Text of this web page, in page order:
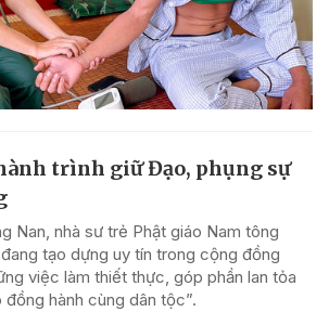
trình giữ Đạo, phụng sự
Nan, nhà sư trẻ Phật giáo Nam tông
tạo dựng uy tín trong cộng đồng
việc làm thiết thực, góp phần lan tỏa
đồng hành cùng dân tộc”.